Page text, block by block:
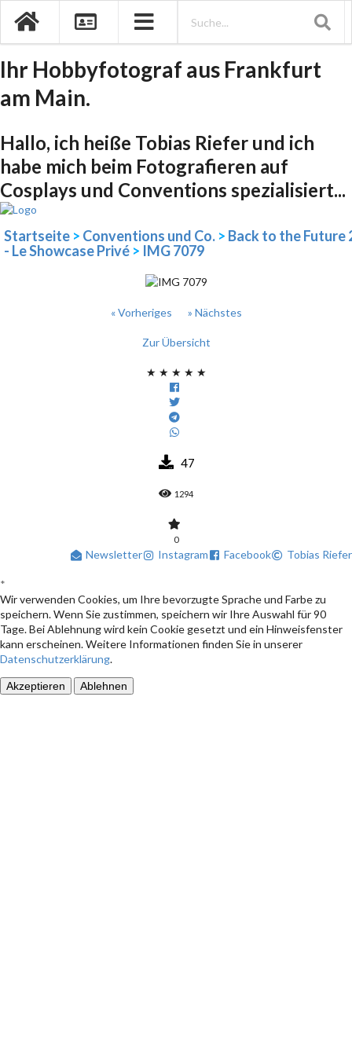
Ihr Hobbyfotograf aus Frankfurt
am Main.
Hallo, ich heiße Tobias Riefer und ich
habe mich beim Fotografieren auf
Cosplays und Conventions spezialisiert...
Startseite > Conventions und Co. > Back to the Future
- Le Showcase Privé > IMG 7079
« Vorheriges » Nächstes
Zur Übersicht
★ ★ ★ ★ ★
47
1294
0
Newsletter Instagram Facebook Tobias Riefer
*
Wir verwenden Cookies, um Ihre bevorzugte Sprache und Farbe zu
speichern. Wenn Sie zustimmen, speichern wir Ihre Auswahl für 90
Tage. Bei Ablehnung wird kein Cookie gesetzt und ein Hinweisfenster
kann erscheinen. Weitere Informationen finden Sie in unserer
Datenschutzerklärung.
Akzeptieren Ablehnen